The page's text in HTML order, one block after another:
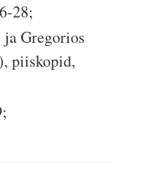
28;
Gregorios
piiskopid,